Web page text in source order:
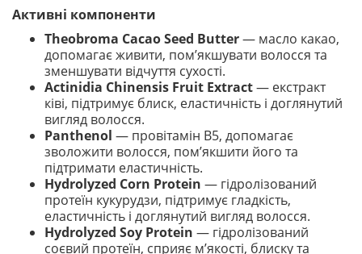
Активні компоненти
Theobroma Cacao Seed Butter— масло какао,
допомагає живити, пом’якшувати волосся та
зменшувати відчуття сухості.
Actinidia Chinensis Fruit Extract— екстракт
ківі, підтримує блиск, еластичність і доглянутий
вигляд волосся.
Panthenol — провітамін B5, допомагає
зволожити волосся, пом’якшити його та
підтримати еластичність.
Hydrolyzed Corn Protein — гідролізований
протеїн кукурудзи, підтримує гладкість,
еластичність і доглянутий вигляд волосся.
Hydrolyzed Soy Protein — гідролізований
соєвий протеїн, сприяє м’якості, блиску та